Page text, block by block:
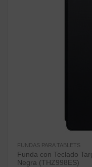
FUNDAS PARA TABLETS
Funda con Teclado
Negra (THZ998ES)